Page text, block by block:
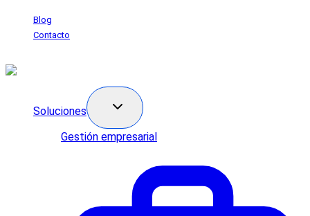
SaltarBlog
Contacto
Soluciones
Gestión empresarial